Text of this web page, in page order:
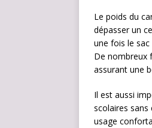
Le poids du
dépasser un
une fois le sac
De nombreux
assurant une
Il est aussi
scolaires
usage